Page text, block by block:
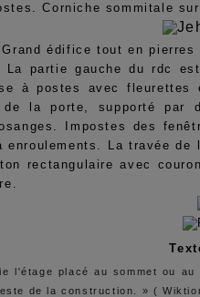
Corniche sommitale
édifice tout en
partie gauche du rdc
à postes avec fleurettes
de la porte, supporté par
Impostes des
enroulements. La travée
rectangulaire avec
l'étage placé au sommet ou
de la construction. » (